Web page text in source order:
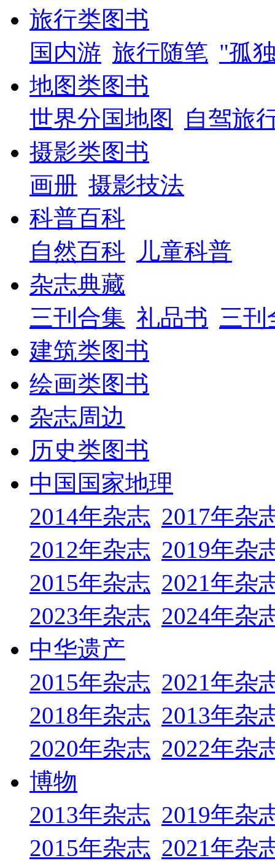
旅行类图书
国内游 旅行随笔 "孤
地图类图书
世界分国地图
自驾旅
摄影类图书
画册 摄影技法
科普百科
自然百科
儿童科普
杂志典藏
三刊合集 礼品书 三刊
建筑类图书
绘画类图书
杂志周边
历史类图书
中国国家地理
2014年杂志 2017年杂
2012年杂志 2019年杂
2015年杂志 2021年杂
2023年杂志 2024年杂
中华遗产
2015年杂志 2021年杂
2018年杂志 2013年杂
2020年杂志 2022年杂
博物
2013年杂志 2019年杂
2015年杂志 2021年杂